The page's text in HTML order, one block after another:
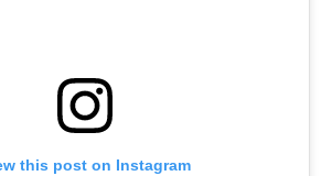
this post on Instagram